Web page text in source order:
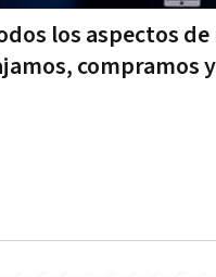
los aspectos
compramos